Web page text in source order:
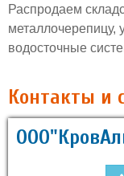
Распродаем
металлочерепицу,
водосточные
Контакты и